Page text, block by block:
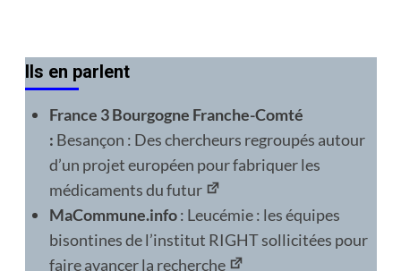
Ils en parlent
France 3 Bourgogne Franche-Comté
: Besançon : Des chercheurs regroupés autour
d’un projet européen pour fabriquer les
médicaments du futur
MaCommune.info: Leucémie : les équipes
bisontines de l’institut RIGHT sollicitées pour
faire avancer la recherche